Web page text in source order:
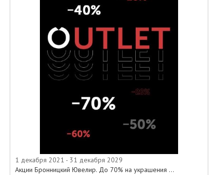
1 декабря 2021 - 31 декабря 2029
Акции Бронницкий Ювелир. До 70% на украшения ...